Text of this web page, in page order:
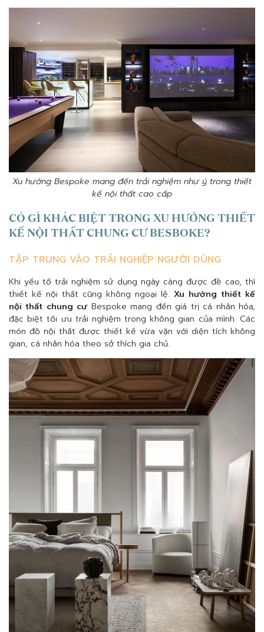
Xu hướng Bespoke mang đến trải nghiệm như ý trong thiết
kế nội thất cao cấp
CÓ GÌ KHÁC BIỆT TRONG XU HƯỚNG THIẾT
KẾ NỘI THẤT CHUNG CƯ BESBOKE?
TẬP TRUNG VÀO TRẢI NGHIỆP NGƯỜI DÙNG
Khi yếu tố trải nghiệm sử dụng ngày càng được đề cao, thì
thiết kế nội thất cũng không ngoại lệ. Xu hướng thiết kế
nội thất chung cưBespoke mang đến giá trị cá nhân hóa,
đặc biệt tối ưu trải nghiệm trong không gian của mình. Các
món đồ nội thất được thiết kế vừa vặn với diện tích không
gian, cá nhân hóa theo sở thích gia chủ.